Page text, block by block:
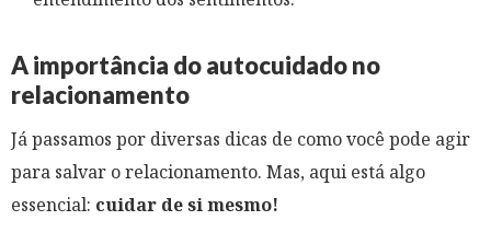
A importância do autocuidado no
relacionamento
Já passamos por diversas dicas de como você pode agir
para salvar o relacionamento. Mas, aqui está algo
essencial: cuidar de si mesmo!